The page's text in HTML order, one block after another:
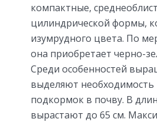
компактные,
цилиндрической формы,
изумрудного цвета. По
она приобретает черно-
Среди особенностей
выделяют необходимость
подкормок в почву. В
вырастают до 65 см.